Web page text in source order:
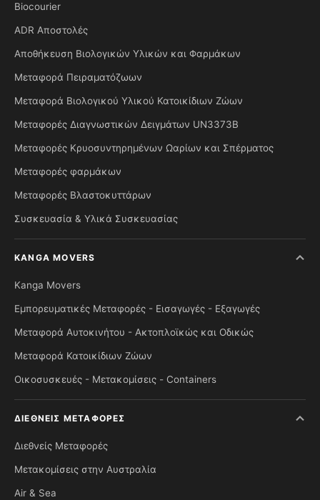
Biocourier
ADR Αποστολές
Αποθήκευση Βιολογικών Υλικών και Φαρμάκων
Μεταφορά Πειραματόζωων
Μεταφορά Βιολογικού Υλικού Κατοικίδιων Ζώων
Μεταφορές Διαγνωστικών Δειγμάτων UN3373B
Μεταφορές Κρυοσυντηρημένων Ωαρίων και Σπέρματος
Μεταφορές φαρμάκων
Μεταφορές Βλαστοκυττάρων
Συσκευασία & Υλικά Συσκευασίας
KANGA MOVERS
Kanga Movers
Εμπορευματικές Μεταφορές - Εισαγωγές - Εξαγωγές
Μεταφορά Αυτοκινήτου - Ακτοπλοϊκώς και Οδικώς
Μεταφορά Κατοικίδιων Ζώων
Οικοσυσκευές - Μετακομίσεις - Containers
ΔΙΕΘΝΕΊΣ ΜΕΤΑΦΟΡΈΣ
Διεθνείς Μεταφορές
Μετακομίσεις στην Αυστραλία
Air & Sea